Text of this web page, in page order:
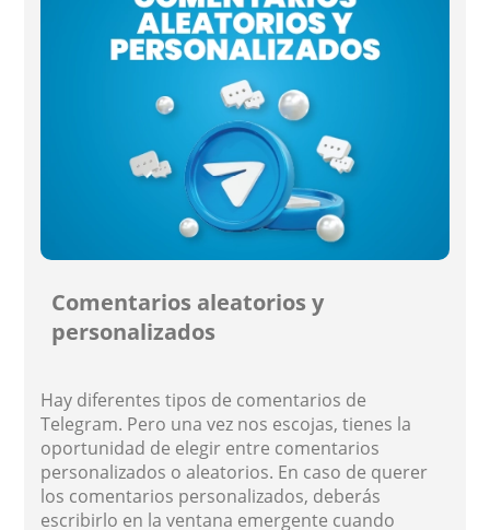
Comentarios aleatorios y
personalizados
Hay diferentes tipos de comentarios de
Telegram. Pero una vez nos escojas, tienes la
oportunidad de elegir entre comentarios
personalizados o aleatorios. En caso de querer
los comentarios personalizados, deberás
escribirlo en la ventana emergente cuando